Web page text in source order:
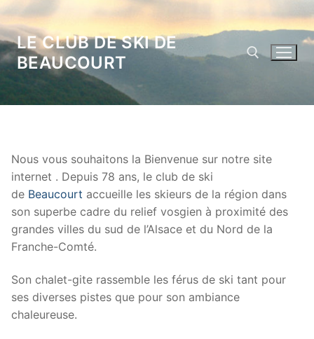
Aller
au
contenu
LE CLUB DE SKI DE
BEAUCOURT
Nous vous souhaitons la Bienvenue sur notre site
internet . Depuis 78 ans, le club de ski
de Beaucourt accueille les skieurs de la région dans
son superbe cadre du relief vosgien à proximité des
grandes villes du sud de l’Alsace et du Nord de la
Franche-Comté.
Son chalet-gite rassemble les férus de ski tant pour
ses diverses pistes que pour son ambiance
chaleureuse.